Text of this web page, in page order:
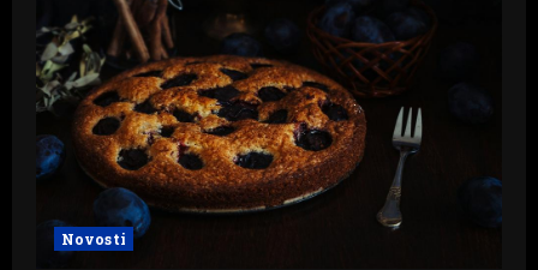
Novosti